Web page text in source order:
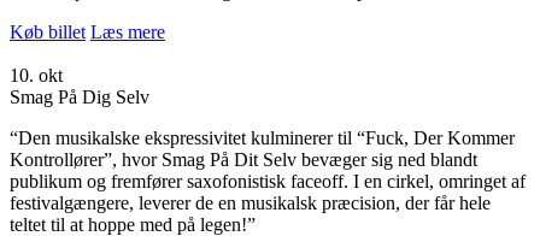
Køb billet Læs mere
10. okt
Smag På Dig Selv
“Den musikalske ekspressivitet kulminerer til “Fuck, Der Kommer
Kontrollører”, hvor Smag På Dit Selv bevæger sig ned blandt
publikum og fremfører saxofonistisk faceoff. I en cirkel, omringet af
festivalgængere, leverer de en musikalsk præcision, der får hele
teltet til at hoppe med på legen!”